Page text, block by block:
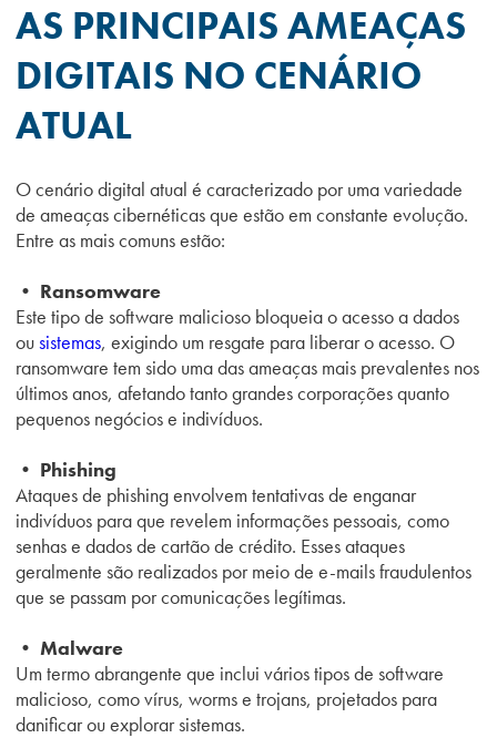
AS PRINCIPAIS AMEAÇAS
DIGITAIS NO CENÁRIO
ATUAL
O cenário digital atual é caracterizado por uma variedade
de ameaças cibernéticas que estão em constante evolução.
Entre as mais comuns estão:
• Ransomware
Este tipo de software malicioso bloqueia o acesso a dados
ousistemas, exigindo um resgate para liberar o acesso. O
ransomware tem sido uma das ameaças mais prevalentes nos
últimos anos, afetando tanto grandes corporações quanto
pequenos negócios e indivíduos.
• Phishing
Ataques de phishing envolvem tentativas de enganar
indivíduos para que revelem informações pessoais, como
senhas e dados de cartão de crédito. Esses ataques
geralmente são realizados por meio de e-mails fraudulentos
que se passam por comunicações legítimas.
• Malware
Um termo abrangente que inclui vários tipos de software
malicioso, como vírus, worms e trojans, projetados para
danificar ou explorar sistemas.